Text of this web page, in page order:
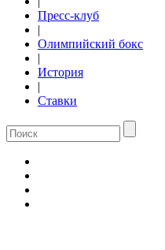
Пресс-клуб
|
Олимпийский бокс
|
История
|
Ставки